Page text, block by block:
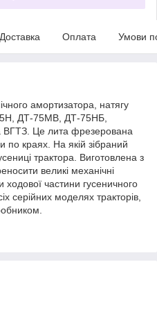
Доставка Оплата Умови
амортизатора, натягу
ДТ-75МВ, ДТ-75НБ,
Це лита фрезерована
по краях. На якій зібраний
трактора. Виготовлена з
великі механічні
частини гусеничного
серійних моделях тракторів,